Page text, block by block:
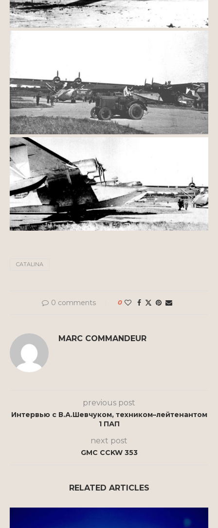
CATALINA
0 comments 0
MARC COMMANDEUR
previous post
Интервью с В.А.Шевчуком, техником–лейтенантом
1 ПАП
next post
GMC CCKW 353
RELATED ARTICLES